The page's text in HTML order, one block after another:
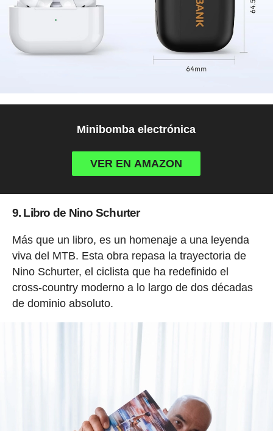
Minibomba electrónica
VER EN AMAZON
9. Libro de Nino Schurter
Más que un libro, es un homenaje a una leyenda
viva del MTB. Esta obra repasa la trayectoria de
Nino Schurter, el ciclista que ha redefinido el
cross-country moderno a lo largo de dos décadas
de dominio absoluto.